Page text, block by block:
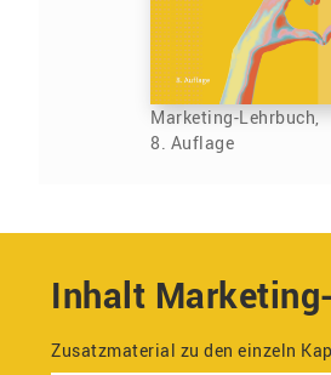
Marketing-Lehrbuch,
8. Auflage
Inhalt
Zusatzmaterial zu den einzeln